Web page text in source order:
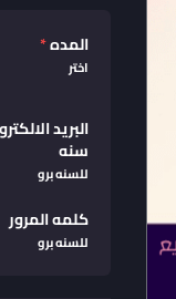
المده*
اختر
البريد
سنه
للسنه برو
كلمه المرور
للسنه برو